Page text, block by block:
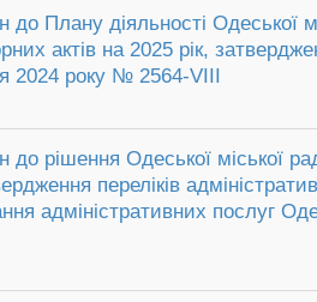
до Плану діяльності Одеської
актів на 2025 рік,
2024 року № 2564-VIII
до рішення Одеської міської
переліків
адміністративних послуг